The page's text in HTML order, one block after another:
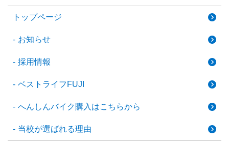
トップページ
お知らせ
採用情報
ベストライフFUJI
へんしんバイク購入はこちらから
当校が選ばれる理由